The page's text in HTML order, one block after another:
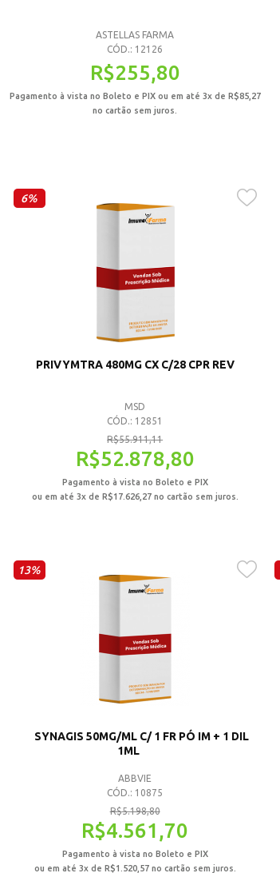
ASTELLAS FARMA
CÓD.: 12126
R$255,80
Pagamento à vista no Boleto e PIX ou em até 3x de R$85,27
no cartão sem juros.
6%
PRIVYMTRA 480MG CX C/28 CPR REV
MSD
CÓD.: 12851
R$55.911,11
R$52.878,80
Pagamento à vista no Boleto e PIX
ou em até 3x de R$17.626,27no cartão sem juros.
13%
SYNAGIS 50MG/ML C/ 1 FR PÓ IM + 1 DIL
1ML
ABBVIE
CÓD.: 10875
R$5.198,80
R$4.561,70
Pagamento à vista no Boleto e PIX
ou em até 3x de R$1.520,57no cartão sem juros.